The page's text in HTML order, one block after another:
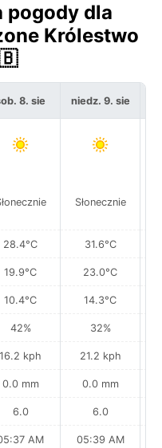
pogody dla
Królestwo
8. sie
28.4°C
19.9°C
10.4°C
42%
16.2 kph
0.0 mm
6.0
AM
niedz. 9. sie
Słonecznie
31.6°C
23.0°C
14.3°C
32%
21.2 kph
0.0 mm
6.0
05:39 AM